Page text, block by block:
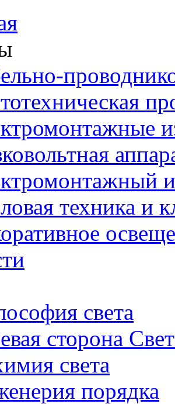
техника и
света
сторона
света
порядка